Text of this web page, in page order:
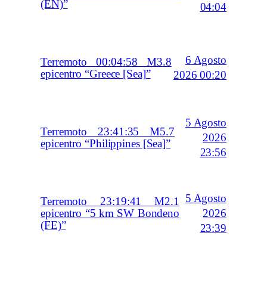
(EN)”
04:04
Terremoto 00:04:58 M3.8
epicentro “Greece [Sea]”
6 Agosto
2026 00:20
Terremoto 23:41:35 M5.7
epicentro “Philippines [Sea]”
5 Agosto
2026
23:56
Terremoto 23:19:41 M2.1
epicentro “5 km SW Bondeno
(FE)”
5 Agosto
2026
23:39